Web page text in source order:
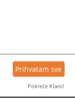
Prihvatam sve
Pokreće Klaro!